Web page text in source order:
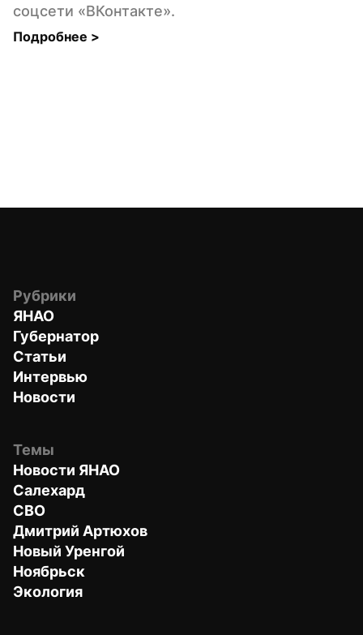
соцсети «ВКонтакте».
Подробнее >
Рубрики
ЯНАО
Губернатор
Статьи
Интервью
Новости
Темы
Новости ЯНАО
Салехард
СВО
Дмитрий Артюхов
Новый Уренгой
Ноябрьск
Экология